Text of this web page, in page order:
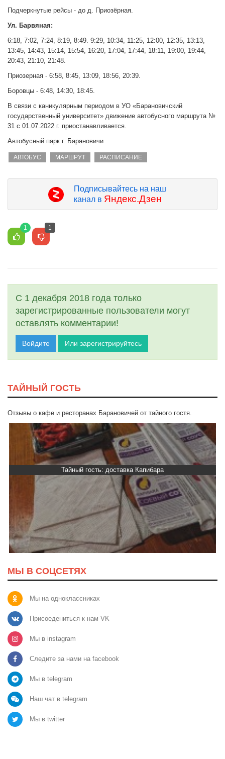
Подчеркнутые рейсы - до д. Приозёрная.
Ул. Барвяная:
6:18, 7:02, 7:24, 8:19, 8:49. 9:29, 10:34, 11:25, 12:00, 12:35, 13:13,
13:45, 14:43, 15:14, 15:54, 16:20, 17:04, 17:44, 18:11, 19:00, 19:44,
20:43, 21:10, 21:48.
Приозерная - 6:58, 8:45, 13:09, 18:56, 20:39.
Боровцы - 6:48, 14:30, 18:45.
В связи с каникулярным периодом в УО «Барановичский
государственный университет» движение автобусного маршрута №
31 с 01.07.2022 г. приостанавливается.
Автобусный парк г. Барановичи
АВТОБУС МАРШРУТ РАСПИСАНИЕ
Подписывайтесь на наш
канал в Яндекс.Дзен
1 1
С 1 декабря 2018 года только
зарегистрированные пользователи могут
оставлять комментарии!
Войдите Или зарегистрируйтесь
ТАЙНЫЙ ГОСТЬ
Отзывы о кафе и ресторанах Барановичей от тайного гостя.
Тайный гость: Гастропаб “Drova”
МЫ В СОЦСЕТЯХ
Мы на одноклассниках
Присоедениться к нам VK
Мы в instagram
Следите за нами на facebook
Мы в telegram
Наш чат в telegram
Мы в twitter